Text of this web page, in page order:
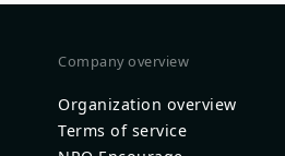
Company overview
Organization overview
Terms of service